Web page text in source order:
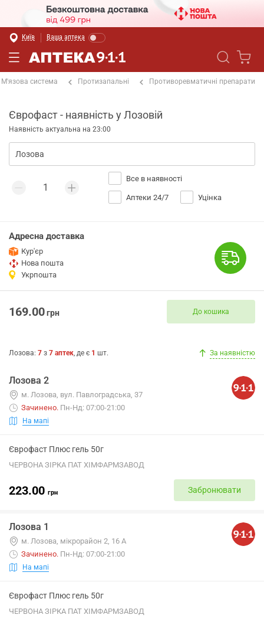
Київ Ваша аптека
М'язова система Протизапальні Противоревматичні препарати
Єврофаст - наявність у Лозовій
Наявність актуальна на 23:00
Все в наявності
Аптеки 24/7 Уцінка
Адресна доставка
Кур'єр
Нова пошта
Укрпошта
169.00грн До кошика
Лозова: 7 з 7 аптек, де є 1 шт. За наявністю
Лозова 2
м. Лозова, вул. Павлоградська, 37
Зачинено. Пн-Нд: 07:00-21:00
На мапі
Єврофаст Плюс гель 50г
ЧЕРВОНА ЗІРКА ПАТ ХІМФАРМЗАВОД
223.00 грн Забронювати
Лозова 1
м. Лозова, мікрорайон 2, 16 А
Зачинено. Пн-Нд: 07:00-21:00
На мапі
Єврофаст Плюс гель 50г
ЧЕРВОНА ЗІРКА ПАТ ХІМФАРМЗАВОД